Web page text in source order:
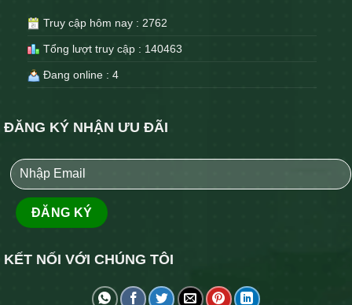
Truy cập hôm nay : 2762
Tổng lượt truy cập : 140463
Đang online : 4
ĐĂNG KÝ NHẬN ƯU ĐÃI
KẾT NỐI VỚI CHÚNG TÔI